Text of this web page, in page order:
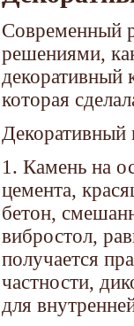
Современный
решениями,
декоративный
которая
Декоративный
1. Камень на
цемента,
бетон,
вибростол,
получается
частности,
для